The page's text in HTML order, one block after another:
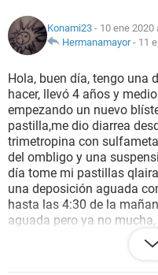
NUTRICIÓN
SEXUALIDAD
GLOSARIO
Konami23 - 10 ene 2020
Hermanamayor- 11
Hola, buen día, tengo una
hacer, llevó 4 años y
empezando un nuevo
pastilla,me dio diarrea
trimetropina con
del ombligo y una
día tome mi pastillas
una deposición aguada
hasta las 4:30 de la
aguada pero ya no
con sulfa,se que mi
llegara a tener relaciones